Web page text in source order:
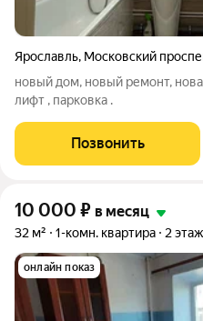
Ярославль, Московский
новый дом, новый ремонт,
лифт , парковка .
Позвонить
10 000 ₽ в месяц
32 м² 1-комн. квартира 2
онлайн показ